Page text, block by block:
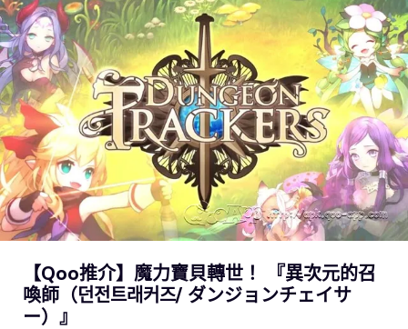
【Qoo推介】魔力寶貝轉世！ 『異次元的召
喚師（던전트래커즈/ ダンジョンチェイサ
ー）』